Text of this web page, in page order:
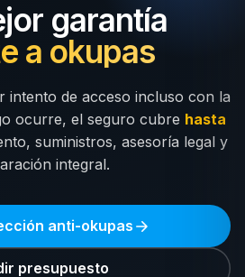
garantía
a okupas
intento de acceso incluso con la
ocurre, el seguro cubre hasta
suministros, asesoría legal y
integral.
anti-okupas
presupuesto